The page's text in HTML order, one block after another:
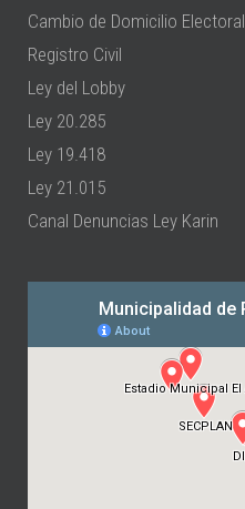
Cambio de Domicilio Electoral
Registro Civil
Ley del Lobby
Ley 20.285
Ley 19.418
Ley 21.015
Canal Denuncias Ley Karin